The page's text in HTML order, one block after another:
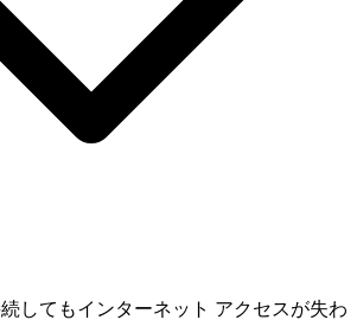
してもインターネット アクセスが失わ